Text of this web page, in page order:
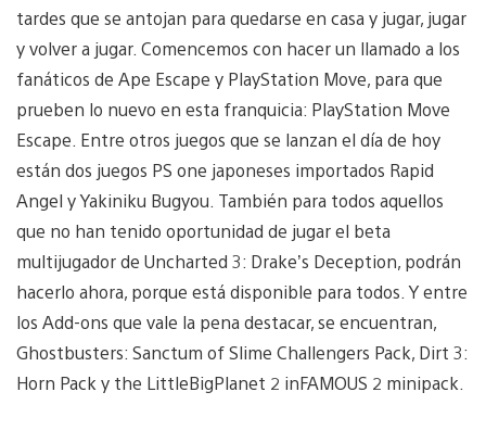
tardes que se antojan para quedarse en casa y jugar, jugar
y volver a jugar. Comencemos con hacer un llamado a los
fanáticos de Ape Escape y PlayStation Move, para que
prueben lo nuevo en esta franquicia: PlayStation Move
Escape. Entre otros juegos que se lanzan el día de hoy
están dos juegos PS one japoneses importados Rapid
Angel y Yakiniku Bugyou. También para todos aquellos
que no han tenido oportunidad de jugar el beta
multijugador de Uncharted 3: Drake’s Deception, podrán
hacerlo ahora, porque está disponible para todos. Y entre
los Add-ons que vale la pena destacar, se encuentran,
Ghostbusters: Sanctum of Slime Challengers Pack, Dirt 3:
Horn Pack y the LittleBigPlanet 2 inFAMOUS 2 minipack.